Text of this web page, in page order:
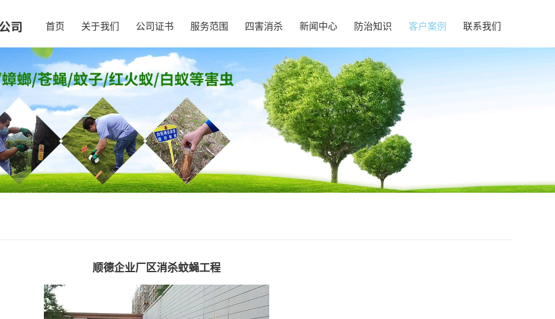
首页 关于我们 公司证书 服务范围 四害消杀 新闻中心 防治知识 客户案例 联系我们
顺德企业厂区消杀蚊蝇工程